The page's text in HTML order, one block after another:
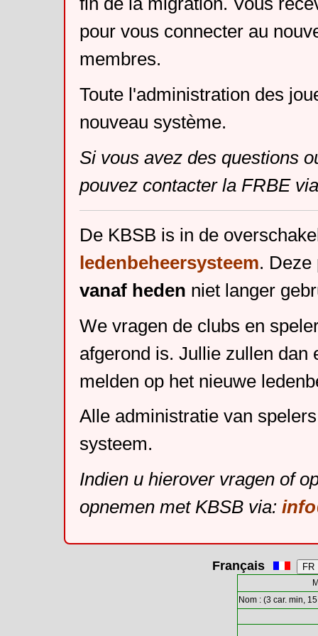
pour vous connecter au
membres.
Toute l'administration des
nouveau système.
Si vous avez des questions
pouvez contacter la FRBE
De KBSB is in de
ledenbeheersysteem. Deze
vanaf heden niet langer
We vragen de clubs en
afgerond is. Jullie zullen dan
melden op het nieuwe
Alle administratie van
systeem.
Indien u hierover vragen of
opnemen met KBSB via:
Français
Nom : (3 car. min,